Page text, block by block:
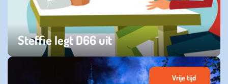
Steffie legt D66 uit
vrijdag 10 oktober 2025
Vrije tijd